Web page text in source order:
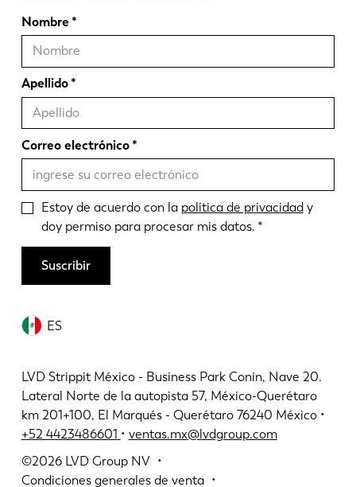
ES
LVD Strippit México - Business Park Conin, Nave 20.
Lateral Norte de la autopista 57, México-Querétaro
km 201+100, El Marqués - Querétaro 76240 México •
+52 4423486601 • ventas.mx@lvdgroup.com
©2026 LVD Group NV
Condiciones generales de venta
Nombre
Apellido
Correo electrónico
Estoy de acuerdo con la política de privacidady
doy permiso para procesar mis datos.
Suscribir